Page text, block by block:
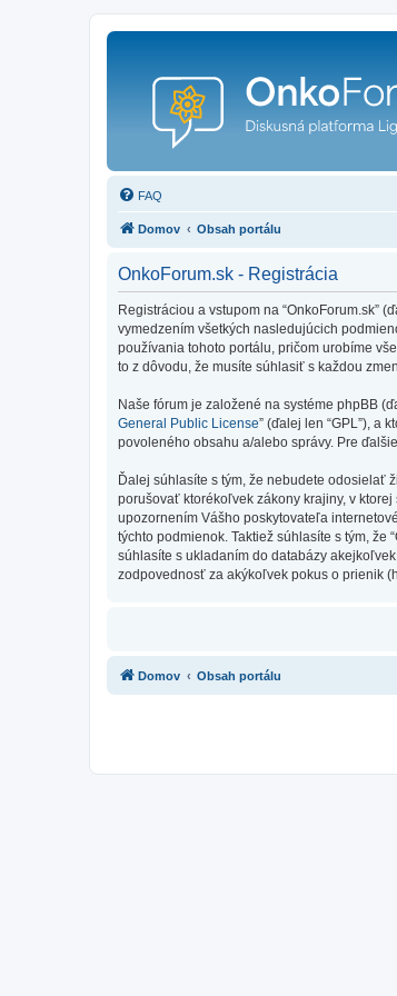
FAQ
Domov Obsah portálu
OnkoForum.sk - Registrácia
Registráciou a vstupom na “OnkoForum.sk”
vymedzením všetkých nasledujúcich
používania tohoto portálu, pričom urobíme
to z dôvodu, že musíte súhlasiť s každou
Naše fórum je založené na systéme phpBB
General Public License” (ďalej len “GPL”), a
povoleného obsahu a/alebo správy. Pre
Ďalej súhlasíte s tým, že nebudete odosielať
porušovať ktorékoľvek zákony krajiny, v
upozornením Vášho poskytovateľa
týchto podmienok. Taktiež súhlasíte s tým,
súhlasíte s ukladaním do databázy
zodpovednosť za akýkoľvek pokus o prienik
Domov Obsah portálu